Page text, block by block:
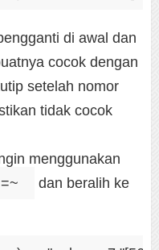
di awal dan
cocok dengan
setelah nomor
tidak cocok
menggunakan
=~
dan beralih ke